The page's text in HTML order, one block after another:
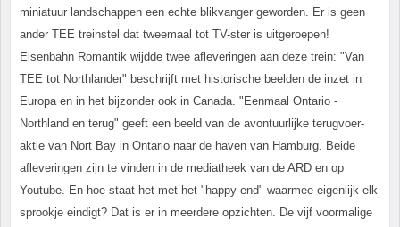
miniatuur landschappen een echte blikvanger geworden. Er is geen
ander TEE treinstel dat tweemaal tot TV-ster is uitgeroepen!
Eisenbahn Romantik wijdde twee afleveringen aan deze trein: "Van
TEE tot Northlander" beschrijft met historische beelden de inzet in
Europa en in het bijzonder ook in Canada. "Eenmaal Ontario -
Northland en terug" geeft een beeld van de avontuurlijke terugvoer-
aktie van Nort Bay in Ontario naar de haven van Hamburg. Beide
afleveringen zijn te vinden in de mediatheek van de ARD en op
Youtube. En hoe staat het met het "happy end" waarmee eigenlijk elk
sprookje eindigt? Dat is er in meerdere opzichten. De vijf voormalige